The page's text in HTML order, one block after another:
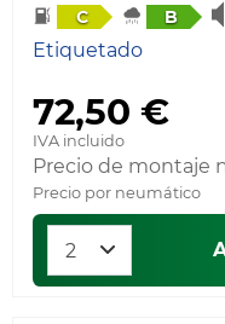
C B
Etiquetado
72,50 €
IVA incluido
Precio de montaje
Precio por neumático